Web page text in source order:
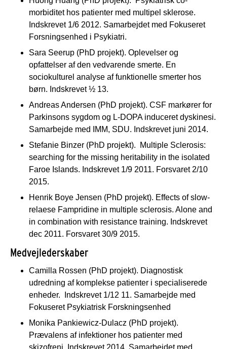
morbiditet hos patienter med multipel sklerose.
Indskrevet 1/6 2012. Samarbejdet med Fokuseret
Forsningsenhed i Psykiatri.
Sara Seerup (PhD projekt). Oplevelser og
opfattelser af den vedvarende smerte. En
sociokulturel analyse af funktionelle smerter hos
børn. Indskrevet ½ 13.
Andreas Andersen (PhD projekt). CSF markører for
Parkinsons sygdom og L-DOPA induceret dyskinesi.
Samarbejde med IMM, SDU. Indskrevet juni 2014.
Stefanie Binzer (PhD projekt). Multiple Sclerosis:
searching for the missing heritability in the isolated
Faroe Islands. Indskrevet 1/9 2011. Forsvaret 2/10
2015.
Henrik Boye Jensen (PhD projekt). Effects of slow-
relaese Fampridine in multiple sclerosis. Alone and
in combination with resistance training. Indskrevet
dec 2011. Forsvaret 30/9 2015.
Medvejlederskaber
Camilla Rossen (PhD projekt). Diagnostisk
udredning af komplekse patienter i specialiserede
enheder. Indskrevet 1/12 11. Samarbejde med
Fokuseret Psykiatrisk Forskningsenhed
Monika Pankiewicz-Dulacz (PhD projekt).
Prævalens af infektioner hos patienter med
skizofreni. Indskrevet 2014. Samarbejdet med